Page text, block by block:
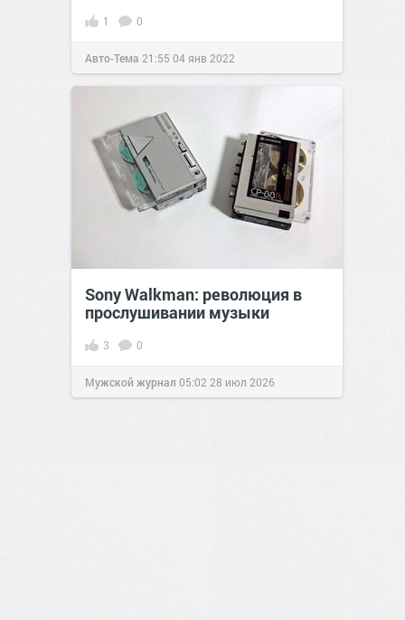
1 0
Авто-Тема 21:55 04 янв 2022
Sony Walkman: революция в
прослушивании музыки
3 0
Мужской журнал 05:02 28 июл 2026